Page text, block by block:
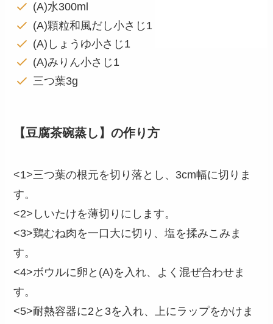
(A)水300ml
(A)顆粒和風だし小さじ1
(A)しょうゆ小さじ1
(A)みりん小さじ1
三つ葉3g
【豆腐茶碗蒸し】の作り方
<1>三つ葉の根元を切り落とし、3cm幅に切りま
す。
<2>しいたけを薄切りにします。
<3>鶏むね肉を一口大に切り、塩を揉みこみま
す。
<4>ボウルに卵と(A)を入れ、よく混ぜ合わせま
す。
<5>耐熱容器に2と3を入れ、上にラップをかけま